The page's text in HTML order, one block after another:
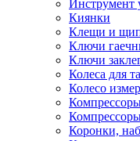
Инструмент
Киянки
Клещи и
Ключи
Ключи
Колеса для
Колесо
Коронки,